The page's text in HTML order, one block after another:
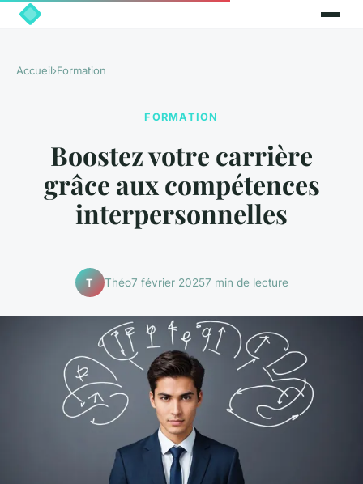
Accueil›Formation
FORMATION
Boostez votre carrière
grâce aux compétences
interpersonnelles
T Théo7 février 20257 min de lecture